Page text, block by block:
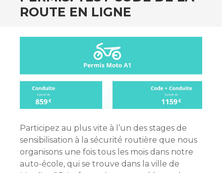
ROUTE EN LIGNE
Participez au plus vite à l’un des stages de
sensibilisation à la sécurité routière que nous
organisons une fois tous les mois dans notre
auto-école, qui se trouve dans la ville de